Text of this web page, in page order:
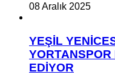
08 Aralık 2025
YEŞİL
EDİYOR